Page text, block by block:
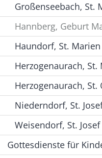
Großenseebach, St.
Hannberg, Geburt
Haundorf, St. Marien
Herzogenaurach, St.
Herzogenaurach, St.
Niederndorf, St.
Weisendorf, St. Josef
Gottesdienste für